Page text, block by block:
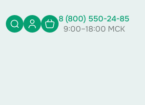
8 (800) 550-24-85
9:00–18:00 МСК